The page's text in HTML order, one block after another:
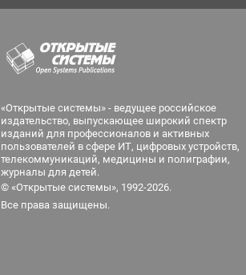
«Открытые системы» - ведущее российское
издательство, выпускающее широкий спектр
изданий для профессионалов и активных
пользователей в сфере ИТ, цифровых устройств,
телекоммуникаций, медицины и полиграфии,
журналы для детей.
© «Открытые системы», 1992-2026.
Все права защищены.